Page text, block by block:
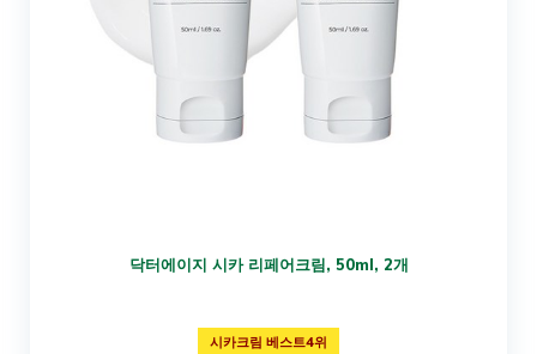
닥터에이지 시카 리페어크림, 50ml, 2개
시카크림 베스트4위